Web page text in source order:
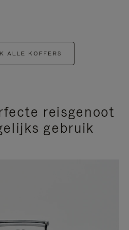
ALLE KOFFERS
reisgenoot
gebruik